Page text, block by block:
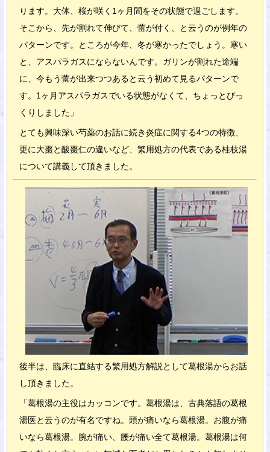
ります。大体、桜が咲く1ヶ月間をその状態で過ごします。
そこから、先が割れて伸びて、蕾が付く、と云うのが例年の
パターンです。ところが今年、冬が寒かったでしょう。寒い
と、アスパラガスにならないんです。ガリンが割れた途端
に、今もう蕾が出来つつあると云う初めて見るパターンで
す。1ヶ月アスパラガスでいる状態がなくて、ちょっとびっ
くりしました」
とても興味深い芍薬のお話に続き炎症に関する4つの特徴、
更に大棗と酸棗仁の違いなど、繁用処方の代表である桂枝湯
について講義して頂きました。
後半は、臨床に直結する繁用処方解説として葛根湯からお話
し頂きました。
「葛根湯の主役はカッコンです。葛根湯は、古典落語の葛根
湯医と云うのが有名ですね。頭が痛いなら葛根湯。お腹が痛
いなら葛根湯。腕が痛い、腰が痛い全て葛根湯。葛根湯は何